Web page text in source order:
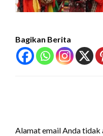
Bagikan Berita
Alamat email Anda